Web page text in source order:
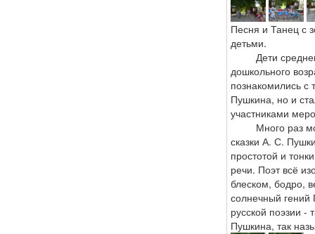
Песня и Танец с
детьми.
Дети
дошкольного
познакомились с
Пушкина, но и
участниками
Много раз
сказки А. С.
простотой и
речи. Поэт всё
блеском, бодро,
солнечный
русской поэзии -
Пушкина, так